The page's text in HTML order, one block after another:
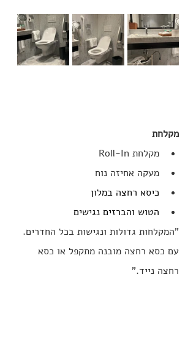
מקלחת
מקלחת Roll-In
מעקה אחיזה נוח
כיסא רחצה במלון
הטוש והברזים נגישים
"המקלחות גדולות ונגישות בכל החדרים.
עם כסא רחצה מובנה מתקפל או כסא
רחצה נייד."